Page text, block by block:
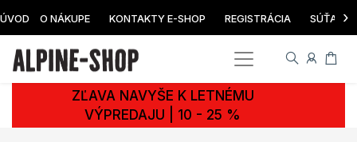
ÚVOD O NÁKUPE KONTAKTY E-SHOP REGISTRÁCIA SÚŤAŽ ›
ZĽAVA NAVYŠE K LETNÉMU
VÝPREDAJU | 10 - 25 %